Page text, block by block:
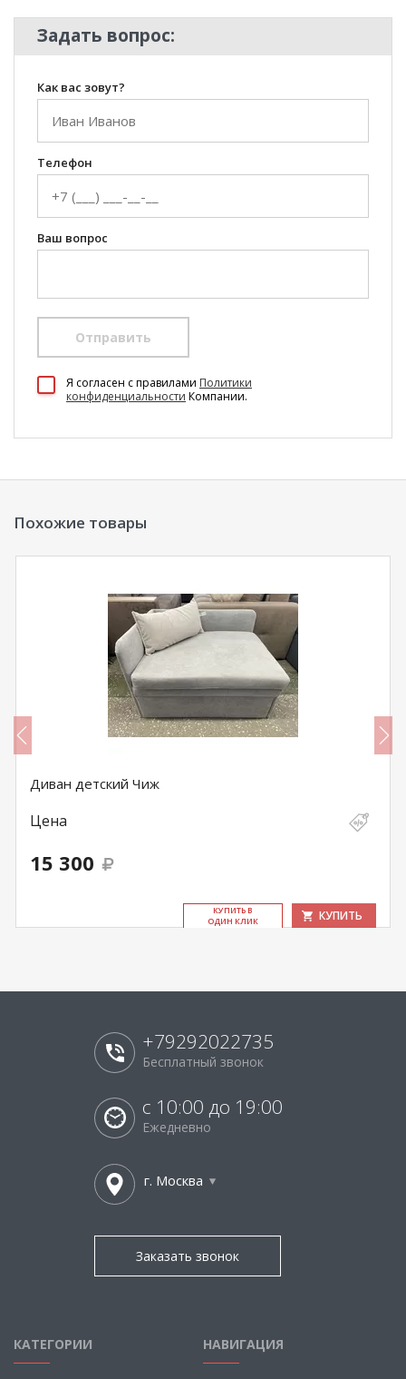
Задать вопрос:
Как вас зовут?
Телефон
Ваш вопрос
Отправить
Я согласен c правилами Политики
конфиденциальности Компании.
Похожие товары
Диван детский Чиж
Цена
15 300
КУ­ПИТЬ В
ОДИН КЛИК
КУПИТЬ
+79292022735
Бесплатный звонок
с 10:00 до 19:00
Ежедневно
г. Москва
Заказать звонок
КАТЕГОРИИ НАВИГАЦИЯ